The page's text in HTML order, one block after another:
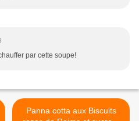
par cette soupe!
Panna cotta aux Biscuits